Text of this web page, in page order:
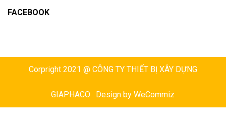
FACEBOOK
Corpright 2021 @ CÔNG TY THIẾT BỊ XÂY DỰNG
GIAPHACO . Design byWeCommiz